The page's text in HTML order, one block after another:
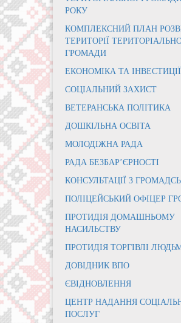
РОКУ
КОМПЛЕКСНИЙ ПЛАН
ТЕРИТОРІЇ
ГРОМАДИ
ЕКОНОМІКА ТА ІНВЕСТИЦІЇ
СОЦІАЛЬНИЙ ЗАХИСТ
ВЕТЕРАНСЬКА ПОЛІТИКА
ДОШКІЛЬНА ОСВІТА
МОЛОДІЖНА РАДА
РАДА БЕЗБАР’ЄРНОСТІ
КОНСУЛЬТАЦІЇ З
ПОЛІЦЕЙСЬКИЙ ОФІЦЕР
ПРОТИДІЯ ДОМАШНЬОМУ
НАСИЛЬСТВУ
ПРОТИДІЯ ТОРГІВЛІ
ДОВІДНИК ВПО
ЄВІДНОВЛЕННЯ
ЦЕНТР НАДАННЯ
ПОСЛУГ